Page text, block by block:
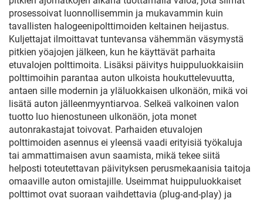
prosessoivat luonnollisemmin ja mukavammin kuin
tavallisten halogeenipolttimoiden keltainen heijastus.
Kuljettajat ilmoittavat tuntevansa vähemmän väsymystä
pitkien yöajojen jälkeen, kun he käyttävät parhaita
etuvalojen polttimoita. Lisäksi päivitys huippuluokkaisiin
polttimoihin parantaa auton ulkoista houkuttelevuutta,
antaen sille modernin ja yläluokkaisen ulkonäön, mikä voi
lisätä auton jälleenmyyntiarvoa. Selkeä valkoinen valon
tuotto luo hienostuneen ulkonäön, jota monet
autonrakastajat toivovat. Parhaiden etuvalojen
polttimoiden asennus ei yleensä vaadi erityisiä työkaluja
tai ammattimaisen avun saamista, mikä tekee siitä
helposti toteutettavan päivityksen perusmekaanisia taitoja
omaaville auton omistajille. Useimmat huippuluokkaiset
polttimot ovat suoraan vaihdettavia (plug-and-play) ja